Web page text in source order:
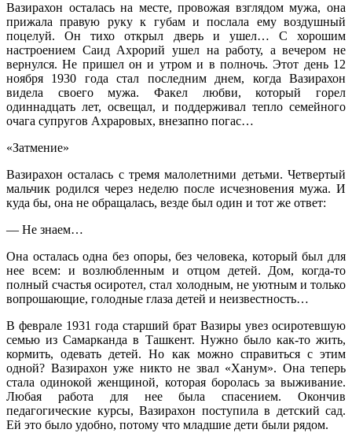
Вазирахон осталась на месте, провожая взглядом мужа, она
прижала правую руку к губам и послала ему воздушный
поцелуй. Он тихо открыл дверь и ушел… С хорошим
настроением Саид Ахрорий ушел на работу, а вечером не
вернулся. Не пришел он и утром и в полночь. Этот день 12
ноября 1930 года стал последним днем, когда Вазирахон
видела своего мужа. Факел любви, который горел
одиннадцать лет, освещал, и поддерживал тепло семейного
очага супругов Ахраровых, внезапно погас…
«Затмение»
Вазирахон осталась с тремя малолетними детьми. Четвертый
мальчик родился через неделю после исчезновения мужа. И
куда бы, она не обращалась, везде был один и тот же ответ:
— Не знаем…
Она осталась одна без опоры, без человека, который был для
нее всем: и возлюбленным и отцом детей. Дом, когда-то
полный счастья осиротел, стал холодным, не уютным и только
вопрошающие, голодные глаза детей и неизвестность…
В феврале 1931 года старший брат Вазиры увез осиротевшую
семью из Самарканда в Ташкент. Нужно было как-то жить,
кормить, одевать детей. Но как можно справиться с этим
одной? Вазирахон уже никто не звал «Ханум». Она теперь
стала одинокой женщиной, которая боролась за выживание.
Любая работа для нее была спасением. Окончив
педагогические курсы, Вазирахон поступила в детский сад.
Ей это было удобно, потому что младшие дети были рядом.